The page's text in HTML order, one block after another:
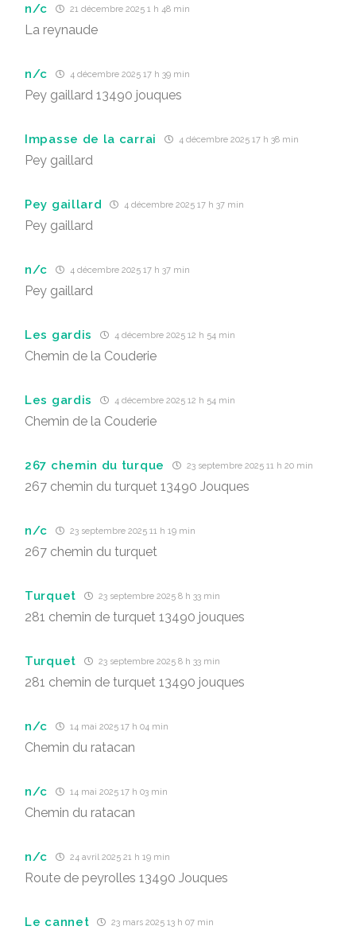
n/c 21 décembre 2025 1 h 48 min
La reynaude
n/c 4 décembre 2025 17 h 39 min
Pey gaillard 13490 jouques
Impasse de la carrai 4 décembre 2025 17 h 38 min
Pey gaillard
Pey gaillard 4 décembre 2025 17 h 37 min
Pey gaillard
n/c 4 décembre 2025 17 h 37 min
Pey gaillard
Les gardis 4 décembre 2025 12 h 54 min
Chemin de la Couderie
Les gardis 4 décembre 2025 12 h 54 min
Chemin de la Couderie
267 chemin du turque 23 septembre 2025 11 h 20 min
267 chemin du turquet 13490 Jouques
n/c 23 septembre 2025 11 h 19 min
267 chemin du turquet
Turquet 23 septembre 2025 8 h 33 min
281 chemin de turquet 13490 jouques
Turquet 23 septembre 2025 8 h 33 min
281 chemin de turquet 13490 jouques
n/c 14 mai 2025 17 h 04 min
Chemin du ratacan
n/c 14 mai 2025 17 h 03 min
Chemin du ratacan
n/c 24 avril 2025 21 h 19 min
Route de peyrolles 13490 Jouques
Le cannet 23 mars 2025 13 h 07 min